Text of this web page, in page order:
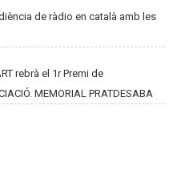
de ràdio en català amb les
rebrà el 1r Premi de
MEMORIAL PRATDESABA